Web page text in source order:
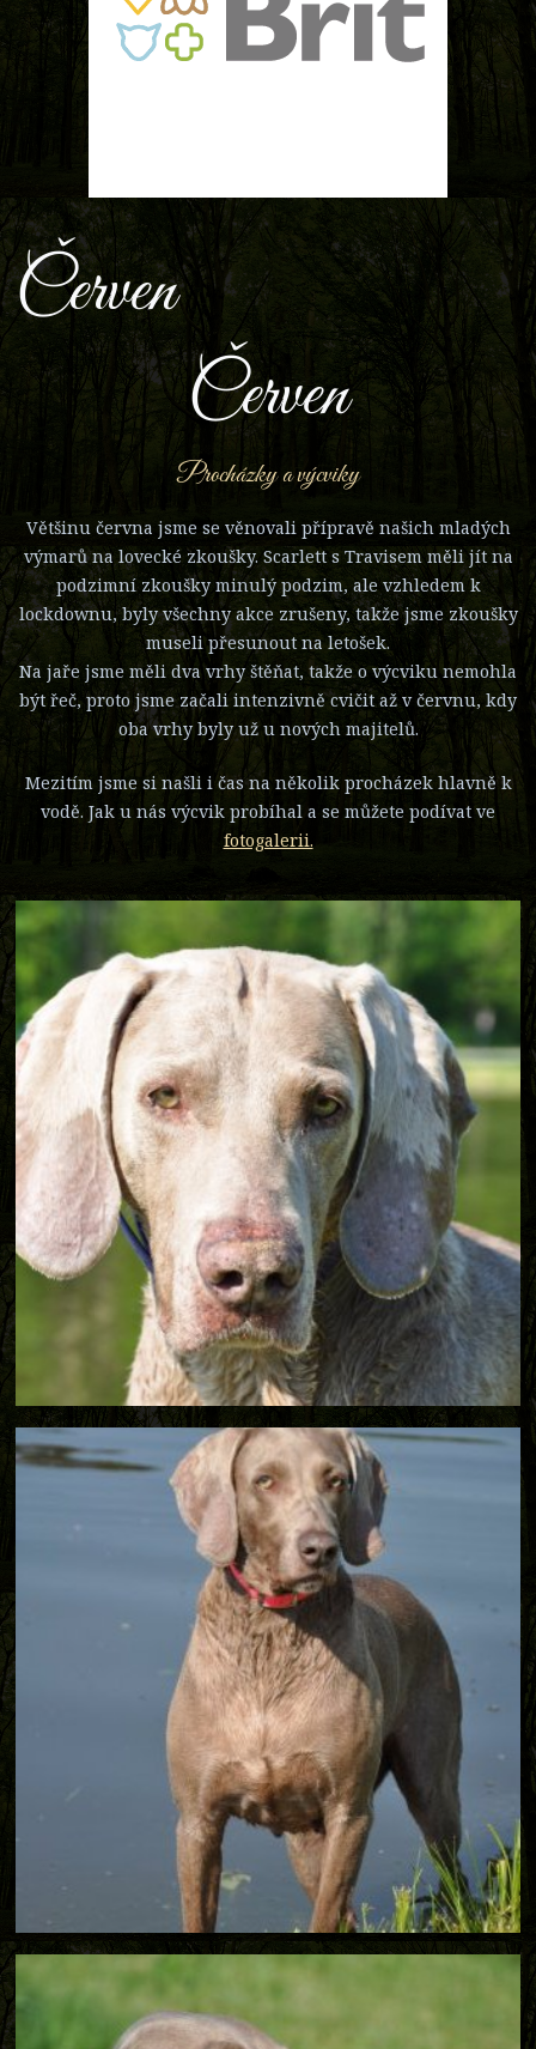
Červen
Červen
Procházky a výcviky
Většinu června jsme se věnovali přípravě našich mladých
výmarů na lovecké zkoušky. Scarlett s Travisem měli jít na
podzimní zkoušky minulý podzim, ale vzhledem k
lockdownu, byly všechny akce zrušeny, takže jsme zkoušky
museli přesunout na letošek.
Na jaře jsme měli dva vrhy štěňat, takže o výcviku nemohla
být řeč, proto jsme začali intenzivně cvičit až v červnu, kdy
oba vrhy byly už u nových majitelů.
Mezitím jsme si našli i čas na několik procházek hlavně k
vodě. Jak u nás výcvik probíhal a se můžete podívat ve
fotogalerii.